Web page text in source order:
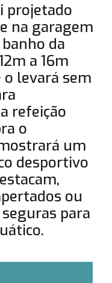
projetado
na garagem
da
a 16m
o levará sem
refeição
o
um
desportivo
ou
para